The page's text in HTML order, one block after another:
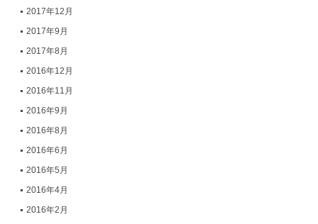
2017年12月
2017年9月
2017年8月
2016年12月
2016年11月
2016年9月
2016年8月
2016年6月
2016年5月
2016年4月
2016年2月